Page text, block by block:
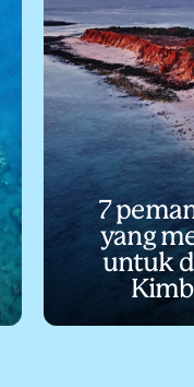
7
yang
untuk